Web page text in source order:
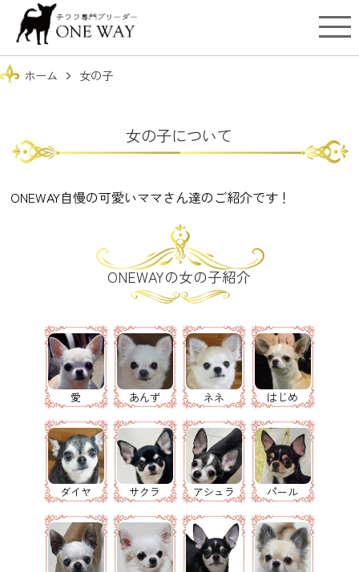
ホーム chevron_right 女の子
女の子について
ONEWAY自慢の可愛いママさん達のご紹介です！
ONEWAYの女の子紹介
愛 あんず ネネ はじめ
ダイヤ サクラ アシュラ パール